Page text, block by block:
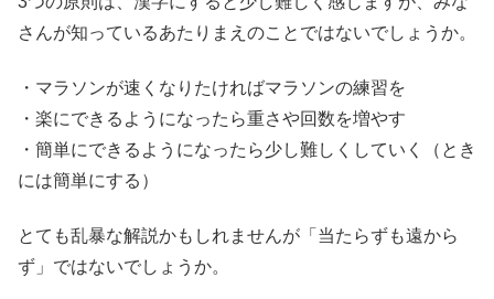
さんが知っているあたりまえのことではないでしょうか。
・マラソンが速くなりたければマラソンの練習を
・楽にできるようになったら重さや回数を増やす
・簡単にできるようになったら少し難しくしていく（とき
には簡単にする）
とても乱暴な解説かもしれませんが「当たらずも遠から
ず」ではないでしょうか。